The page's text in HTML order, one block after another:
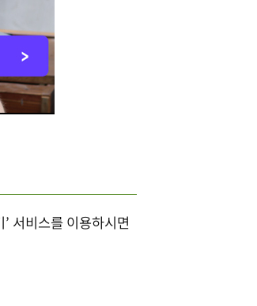
서비스를 이용하시면